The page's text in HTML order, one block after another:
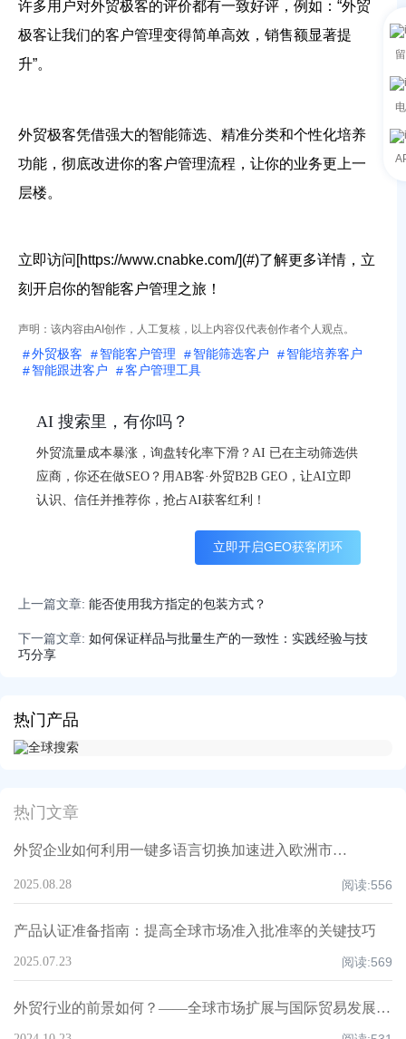
热门产品
热门文章
外贸企业如何利用一键多语言切换加速进入欧洲市场：实用全球网站建设指南
2025.08.28 阅读:556
产品认证准备指南：提高全球市场准入批准率的关键技巧
2025.07.23 阅读:569
外贸行业的前景如何？——全球市场扩展与国际贸易发展的潜力
许多用户对外贸极客的评价都有一致好评，例如：“外贸
极客让我们的客户管理变得简单高效，销售额显著提
升”。
外贸极客凭借强大的智能筛选、精准分类和个性化培养
功能，彻底改进你的客户管理流程，让你的业务更上一
层楼。
立即访问[https://www.cnabke.com/](#)了解更多详情，立
刻开启你的智能客户管理之旅！
声明：该内容由AI创作，人工复核，以上内容仅代表创作者个人观点。
外贸极客 智能客户管理 智能筛选客户
智能培养客户
智能跟进客户
客户管理工具
AI 搜索里，有你吗？
外贸流量成本暴涨，询盘转化率下滑？AI 已在主动筛选供
应商，你还在做SEO？用AB客·外贸B2B GEO，让AI立即
认识、信任并推荐你，抢占AI获客红利！
立即开启GEO获客闭环
上一篇文章: 能否使用我方指定的包装方式？
下一篇文章: 如何保证样品与批量生产的一致性：实践经验与技
巧分享